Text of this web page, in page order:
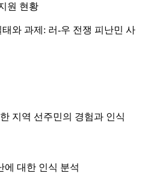
원 현황
와 과제: 러-우 전쟁 피난민 사
지역 선주민의 경험과 인식
에 대한 인식 분석